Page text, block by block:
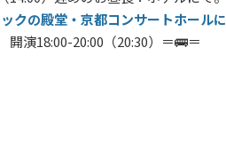
クの殿堂・京都コンサートホールに
開演18:00-20:00（20:30）＝🚌＝